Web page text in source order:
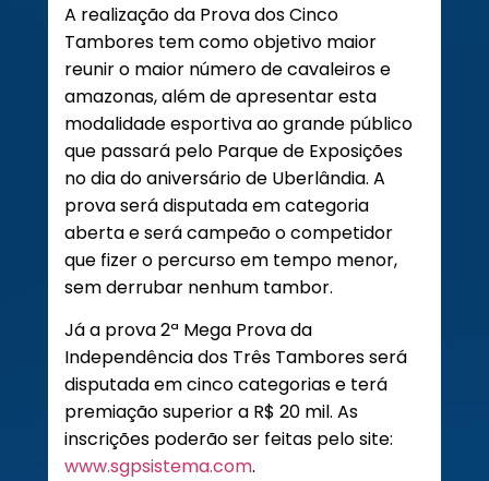
A realização da Prova dos Cinco
Tambores tem como objetivo maior
reunir o maior número de cavaleiros e
amazonas, além de apresentar esta
modalidade esportiva ao grande público
que passará pelo Parque de Exposições
no dia do aniversário de Uberlândia. A
prova será disputada em categoria
aberta e será campeão o competidor
que fizer o percurso em tempo menor,
sem derrubar nenhum tambor.
Já a prova 2ª Mega Prova da
Independência dos Três Tambores será
disputada em cinco categorias e terá
premiação superior a R$ 20 mil. As
inscrições poderão ser feitas pelo site:
www.sgpsistema.com.